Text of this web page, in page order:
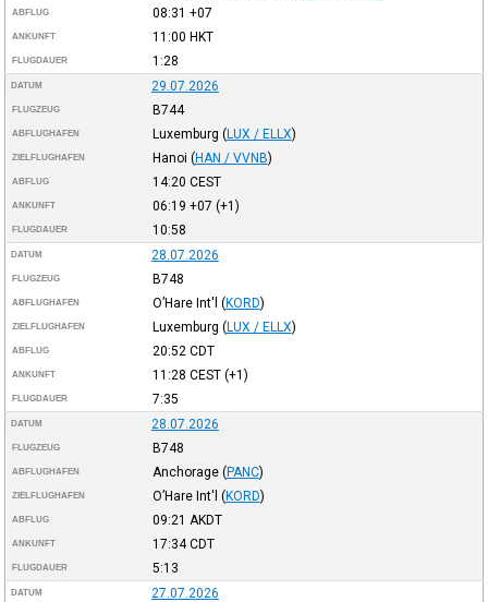
ABFLUG 08:31 +07
ANKUNFT 11:00 HKT
FLUGDAUER 1:28
DATUM 29.07.2026
FLUGZEUG B744
ABFLUGHAFEN Luxemburg (LUX / ELLX)
ZIELFLUGHAFEN Hanoi (HAN / VVNB)
ABFLUG 14:20 CEST
ANKUNFT 06:19 +07 (+1)
FLUGDAUER 10:58
DATUM 28.07.2026
FLUGZEUG B748
ABFLUGHAFEN O’Hare Int'l (KORD)
ZIELFLUGHAFEN Luxemburg (LUX / ELLX)
ABFLUG 20:52 CDT
ANKUNFT 11:28 CEST(+1)
FLUGDAUER 7:35
DATUM 28.07.2026
FLUGZEUG B748
ABFLUGHAFEN Anchorage (PANC)
ZIELFLUGHAFEN O’Hare Int'l (KORD)
ABFLUG 09:21 AKDT
ANKUNFT 17:34CDT
FLUGDAUER 5:13
DATUM 27.07.2026